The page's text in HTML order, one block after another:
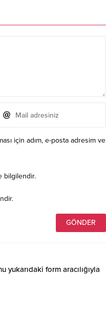
için adım, e-posta adresim ve
bilgilendir.
yukarıdaki form aracılığıyla